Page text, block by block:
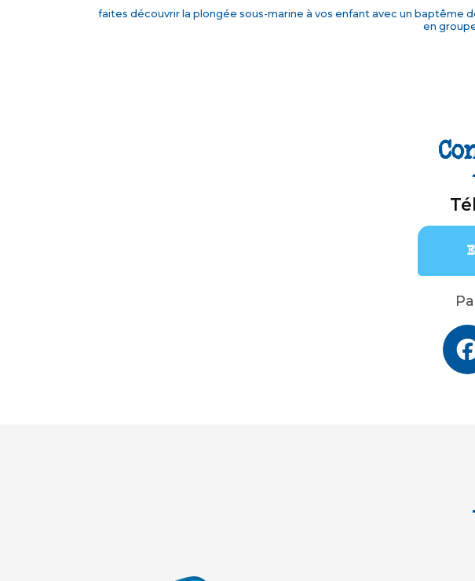
faites découvrir la plongée sous-marine à vos enfant avec un baptême
en